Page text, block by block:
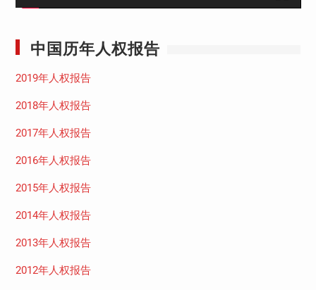
中国历年人权报告
2019年人权报告
2018年人权报告
2017年人权报告
2016年人权报告
2015年人权报告
2014年人权报告
2013年人权报告
2012年人权报告